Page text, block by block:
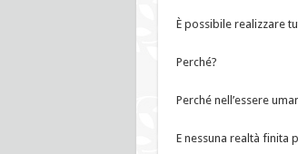
È possibile realizzare
Perché?
Perché nell’essere
E nessuna realtà finita